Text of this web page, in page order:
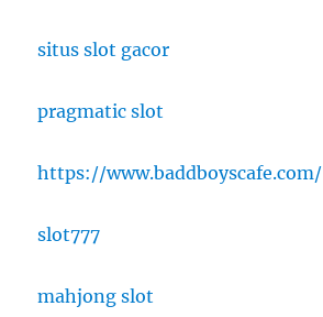
situs slot gacor
pragmatic slot
https://www.baddboyscafe.com/
slot777
mahjong slot